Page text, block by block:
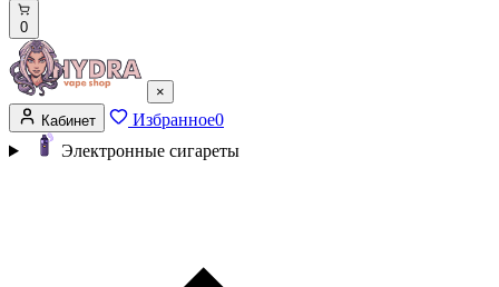
0
×
Кабинет
Избранное0
Электронные сигареты